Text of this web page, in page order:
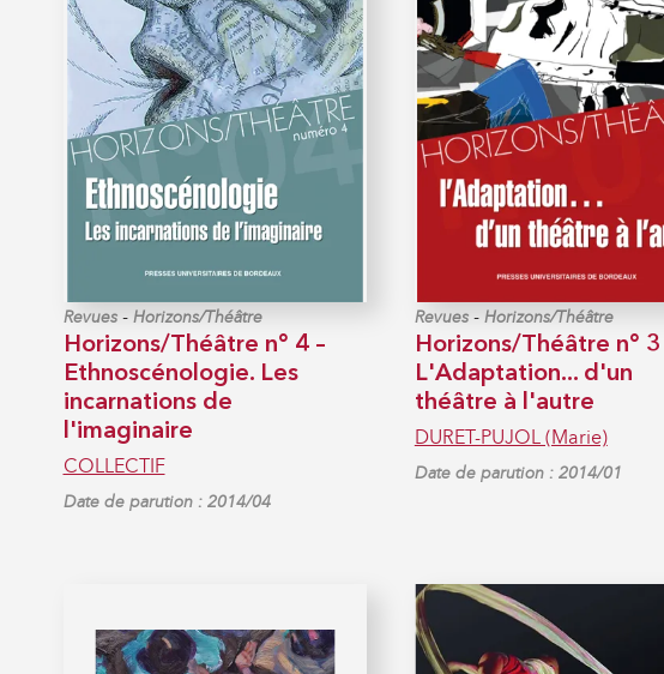
Revues- Horizons/Théâtre
Horizons/Théâtre n° 4 –
Ethnoscénologie. Les
incarnations de
l'imaginaire
COLLECTIF
Date de parution : 2014/04
Revues- Horizons/Théâtre
Horizons/Théâtre n° 3
L'Adaptation... d'un
théâtre à l'autre
DURET-PUJOL (Marie)
Date de parution : 2014/01